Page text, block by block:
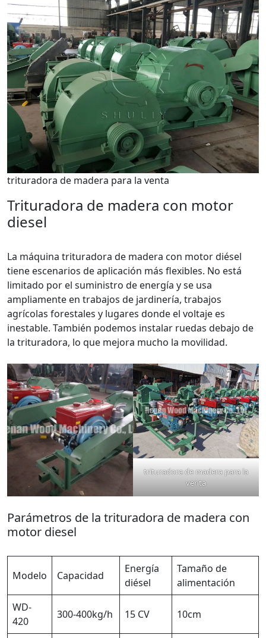
trituradora de madera para la venta
Trituradora de madera con motor
diesel
La máquina trituradora de madera con motor diésel
tiene escenarios de aplicación más flexibles. No está
limitado por el suministro de energía y se usa
ampliamente en trabajos de jardinería, trabajos
agrícolas forestales y lugares donde el voltaje es
inestable. También podemos instalar ruedas debajo de
la trituradora, lo que mejora mucho la movilidad.
trituradora de madera para la
venta
Parámetros de la trituradora de madera con
motor diesel
Modelo Capacidad
Energía
diésel
Tamaño de
alimentación
WD-
420
300-400kg/h 15 CV 10cm